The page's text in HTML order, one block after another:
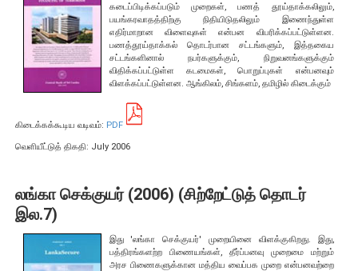
கொள்வனவு முகாமையாளர் சுட்டெண்
வியாபாரத் தோற்றப்பாடு அளவீடு
கொடுகடன் வழங்கல் மீதான அளவீடு
கூட்டு ஆதன சந்தை ஆய்வு
தரவுகள்
பொருளாதாரத் தரவு நூலகம்
இலங்கையின் பொருளாதார மற்றும் சமூக புள்ளிவிபரங்கள்
கடைப்பிடிக்கப்படும் முறைகள், பணத் தூய்தாக்கலிலும்,
பயங்கரவாதத்திற்கு நிதியிடுதலிலும் இணைந்துள்ள
எதிர்மாறான விளைவுகள் என்பன விபரிக்கப்பட்டுள்ளன.
பணத்தூய்தாக்கல் தொடர்பான சட்டங்களும், இத்தகைய
சட்டங்களினால் நபர்களுக்கும், நிறுவனங்களுக்கும்
விதிக்கப்பட்டுள்ள கடமைகள், பொறுப்புகள் என்பனவும்
விளக்கப்பட்டுள்ளன. ஆங்கிலம், சிங்களம், தமிழில் கிடைக்கும்
கிடைக்கக்கூடிய வடிவம்: PDF
வெளியீட்டுத் திகதி: July 2006
லங்கா செக்குயர் (2006) (சிற்றேட்டுத் தொடர்
இல.7)
இது 'லங்கா செக்குயர்' முறையினை விளக்குகிறது. இது,
பத்திரங்களற்ற பிணையங்கள், தீர்ப்பனவு முறைமை மற்றும்
அரச பிணைகளுக்கான மத்திய வைப்பக முறை என்பனவற்றை